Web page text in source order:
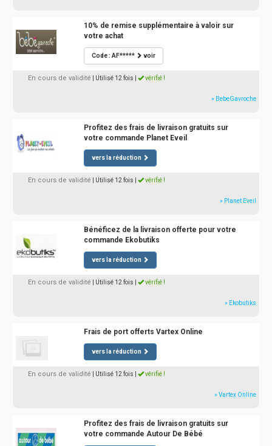
10% de remise supplémentaire à valoir sur
votre achat
Code : AF***** voir
En cours de validité | Utilisé 12 fois vérifié !
» BebeGavroche
Profitez des frais de livraison gratuits sur
votre commande Planet Eveil
vers la réduction
En cours de validité | Utilisé 12 fois vérifié !
» Planet Eveil
Bénéficez de la livraison offerte pour votre
commande Ekobutiks
vers la réduction
En cours de validité | Utilisé 12 fois vérifié !
» Ekobutiks
Frais de port offerts Vartex Online
vers la réduction
En cours de validité | Utilisé 12 fois vérifié !
» Vartex Online
Profitez des frais de livraison gratuits sur
votre commande Autour De Bébé